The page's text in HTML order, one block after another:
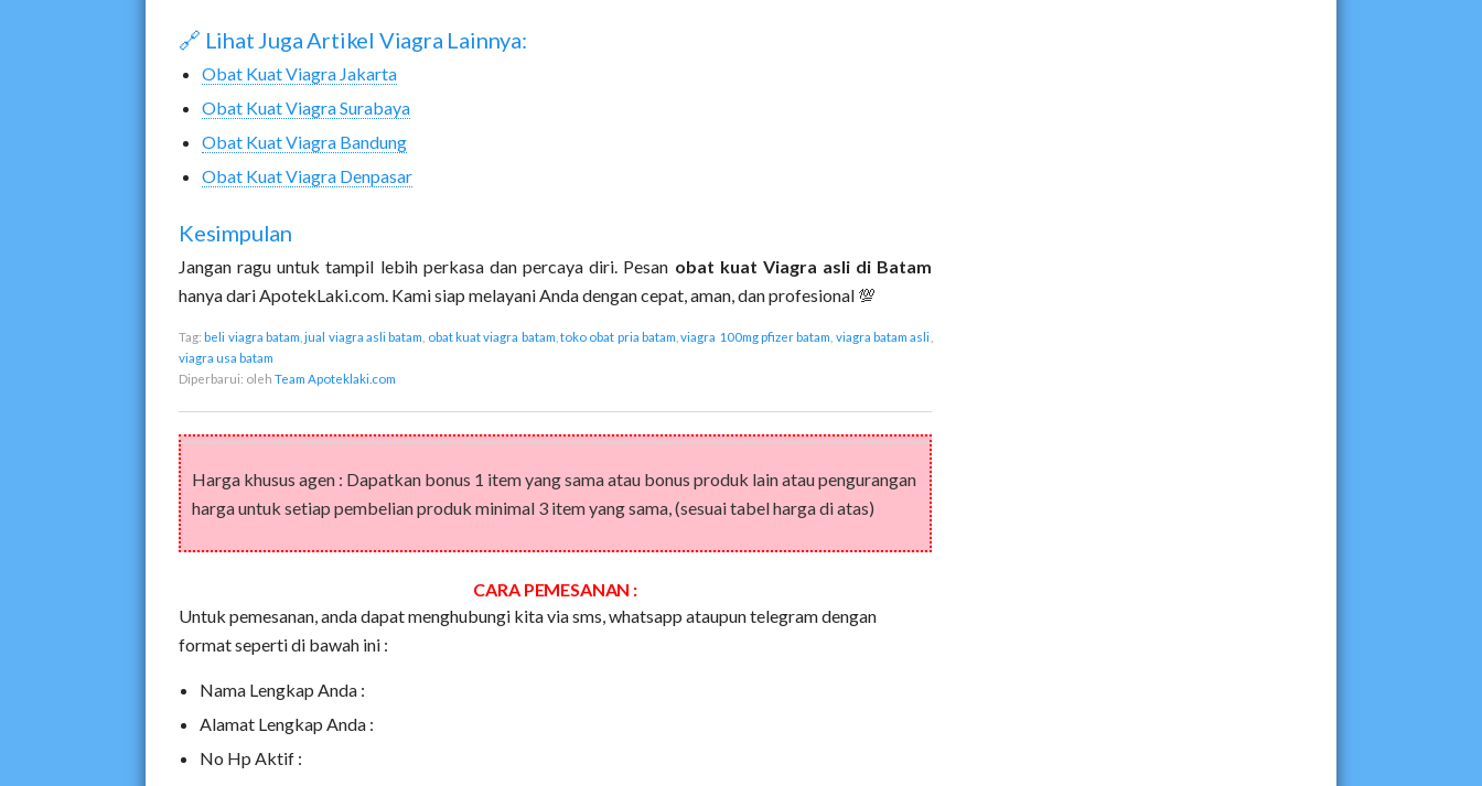
🔗 Lihat Juga Artikel Viagra Lainnya:
Obat Kuat Viagra Jakarta
Obat Kuat Viagra Surabaya
Obat Kuat Viagra Bandung
Obat Kuat Viagra Denpasar
Kesimpulan
Jangan ragu untuk tampil lebih perkasa dan percaya diri. Pesan obat kuat Viagra asli di Batam
hanya dari ApotekLaki.com. Kami siap melayani Anda dengan cepat, aman, dan profesional 💯
Tag: beli viagra batam ,jual viagra asli batam obat kuat viagra batam ,toko obat pria batam ,viagra 100mg pfizer batam viagra batam asli
viagra usa batam
Diperbarui: oleh Team Apoteklaki.com
Harga khusus agen : Dapatkan bonus 1 item yang sama atau bonus produk lain atau pengurangan
harga untuk setiap pembelian produk minimal 3 item yang sama, (sesuai tabel harga di atas)
CARA PEMESANAN :
Untuk pemesanan, anda dapat menghubungi kita via sms, whatsapp ataupun telegram dengan
format seperti di bawah ini :
Nama Lengkap Anda :
Alamat Lengkap Anda :
No Hp Aktif :